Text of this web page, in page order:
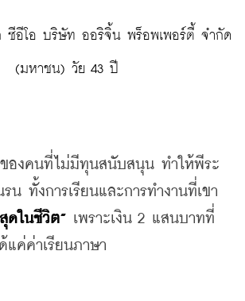
(มหาชน) วัย 43 ปี
องคนที่ไม่มีทุนสนับสนุน ทำให้พีระ
รน ทั้งการเรียนและการทำงานที่เขา
ดในชีวิต” เพราะเงิน 2 แสนบาทที่
แค่ค่าเรียนภาษา